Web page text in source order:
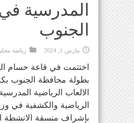
المدرسية
الجنوب
مارس 1, 2024 رياضة
اختتمت في قاعة حسام
بطولة محافظة الجنوب
الالعاب الرياضية
الرياضية والكشفية في
بإشراف منسقة الانشطة